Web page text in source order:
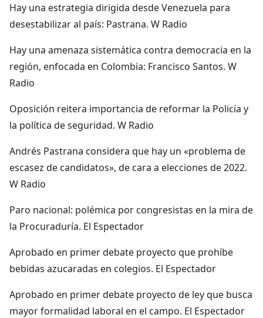
Hay una estrategia dirigida desde Venezuela para
desestabilizar al país: Pastrana. W Radio
Hay una amenaza sistemática contra democracia en la
región, enfocada en Colombia: Francisco Santos. W
Radio
Oposición reitera importancia de reformar la Policía y
la política de seguridad. W Radio
Andrés Pastrana considera que hay un «problema de
escasez de candidatos», de cara a elecciones de 2022.
W Radio
Paro nacional: polémica por congresistas en la mira de
la Procuraduría. El Espectador
Aprobado en primer debate proyecto que prohíbe
bebidas azucaradas en colegios. El Espectador
Aprobado en primer debate proyecto de ley que busca
mayor formalidad laboral en el campo. El Espectador